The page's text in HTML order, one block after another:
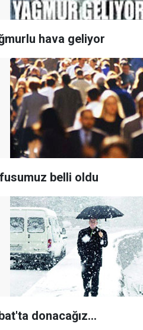
hava geliyor
belli oldu
donacağız...